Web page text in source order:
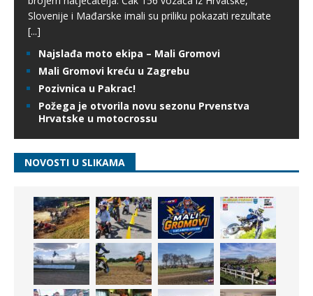
Slovenije i Mađarske imali su priliku pokazati rezultate
[...]
Najslađa moto ekipa – Mali Gromovi
Mali Gromovi kreću u Zagrebu
Pozivnica u Pakrac!
Požega je otvorila novu sezonu Prvenstva
Hrvatske u motocrossu
NOVOSTI U SLIKAMA